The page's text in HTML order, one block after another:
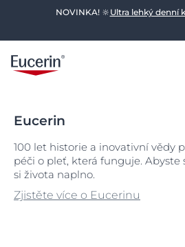
NOVINKA! 🔆 Ultra lehký denní
Eucerin
100 let historie a inovativní vědy
péči o pleť, která funguje. Abyste
si života naplno.
Zjistěte více o Eucerinu